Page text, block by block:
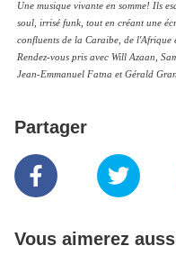
Une musique vivante en somme! Ils
soul, irrisé funk, tout en créant une
confluents de la Caraibe, de l'Afrique
Rendez-vous pris avec Will Azaan,
Jean-Emmanuel Fatna et Gérald
Partager
Vous aimerez